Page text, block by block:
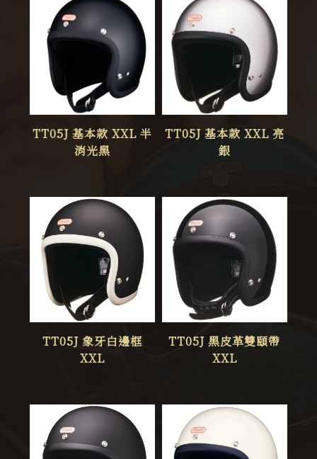
TT05J 基本款 XXL 半
消光黑
TT05J 基本款 XXL 亮
銀
TT05J 象牙白邊框
XXL
TT05J 黑皮革雙頤帶
XXL